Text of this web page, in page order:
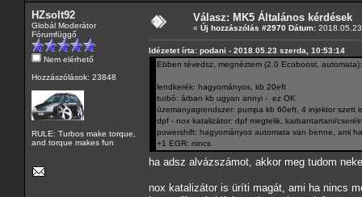
HZsolt92
Globál Moderátor
Fórumfüggő
Nem elérhető
Hozzászólások: 23848
RULE: Turbos make torque,
and torque makes fun
Válasz: MK5 Általános kérdések
« Új hozzászólás #2970 Dátum:
Idézetet írta: podani - 2018.05.23 szerda, 10:53:14
Ebben tévedsz, megnéztem (2.0 Ecoboost, automata):
lendkerék: hagyományos, kb 20eft
turbó: árban kb ugyan annyi - ez OK
üzemanyagrendszer: pumpa kb 60eft, 4 injektor szett
dpf - nox katalizátor: dpf megtelik, karbantartani/
powershift: hagyományos automata van benne, ami
+1 EGR: nincs
ha adsz alvázszámot, akkor meg tudom
nox katalizátor is üríti magát, ami ha nincs